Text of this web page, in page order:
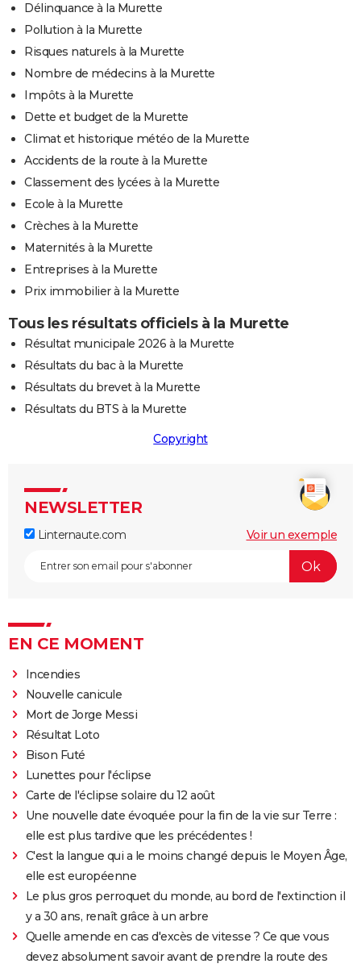
Délinquance à la Murette
Pollution à la Murette
Risques naturels à la Murette
Nombre de médecins à la Murette
Impôts à la Murette
Dette et budget de la Murette
Climat et historique météo de la Murette
Accidents de la route à la Murette
Classement des lycées à la Murette
Ecole à la Murette
Crèches à la Murette
Maternités à la Murette
Entreprises à la Murette
Prix immobilier à la Murette
Tous les résultats officiels à la Murette
Résultat municipale 2026 à la Murette
Résultats du bac à la Murette
Résultats du brevet à la Murette
Résultats du BTS à la Murette
Copyright
NEWSLETTER
Linternaute.com Voir un exemple
EN CE MOMENT
Incendies
Nouvelle canicule
Mort de Jorge Messi
Résultat Loto
Bison Futé
Lunettes pour l'éclipse
Carte de l'éclipse solaire du 12 août
Une nouvelle date évoquée pour la fin de la vie sur Terre :
elle est plus tardive que les précédentes !
C'est la langue qui a le moins changé depuis le Moyen Âge,
elle est européenne
Le plus gros perroquet du monde, au bord de l'extinction il
y a 30 ans, renaît grâce à un arbre
Quelle amende en cas d'excès de vitesse ? Ce que vous
devez absolument savoir avant de prendre la route des